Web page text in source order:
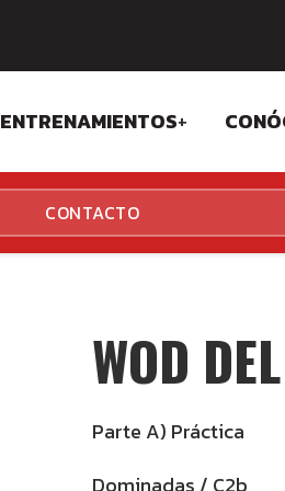
ENTRENAMIENTOS+
CROSSFIT
FUNCIONALES
CONTACTO
WOD
Parte A) Práctica
Dominadas / C2b